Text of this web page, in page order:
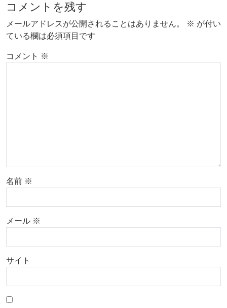
コメントを残す
メールアドレスが公開されることはありません。 ※ が付い
ている欄は必須項目です
コメント ※
名前 ※
メール ※
サイト